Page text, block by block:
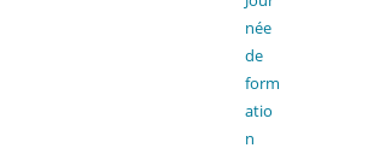
née
de
form
atio
n